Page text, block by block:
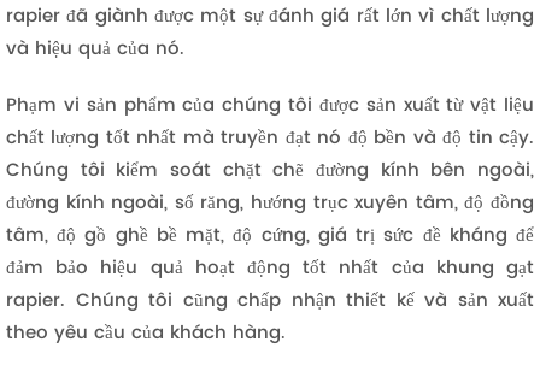
rapier đã giành được một sự đánh giá rất lớn vì chất lượng
và hiệu quả của nó.
Phạm vi sản phẩm của chúng tôi được sản xuất từ ​​vật liệu
chất lượng tốt nhất mà truyền đạt nó độ bền và độ tin cậy.
Chúng tôi kiểm soát chặt chẽ đường kính bên ngoài,
đường kính ngoài, số răng, hướng trục xuyên tâm, độ đồng
tâm, độ gồ ghề bề mặt, độ cứng, giá trị sức đề kháng để
đảm bảo hiệu quả hoạt động tốt nhất của khung gạt
rapier. Chúng tôi cũng chấp nhận thiết kế và sản xuất
theo yêu cầu của khách hàng.